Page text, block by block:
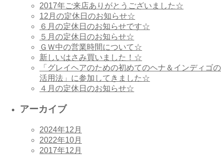
2017年ご来店ありがとうございました☆
12月の定休日のお知らせ☆
６月の定休日のお知らせです☆
５月の定休日のお知らせ☆
ＧＷ中の営業時間について☆
新しいはさみ買いました！☆
「グレイヘアのための初めてのヘナ＆インディゴの
活用法」に参加してきました☆
４月の定休日のお知らせ☆
アーカイブ
2024年12月
2022年10月
2017年12月